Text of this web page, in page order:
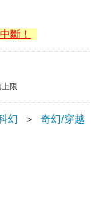
斷！
限
幻 ＞ 奇幻/穿越